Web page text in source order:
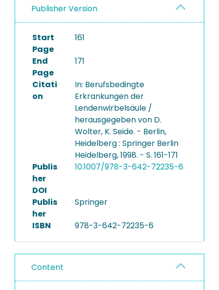
Publisher Version
Start
Page
161
End
Page
171
Citati
on
In: Berufsbedingte
Erkrankungen der
Lendenwirbelsäule /
herausgegeben von D.
Wolter, K. Seide. - Berlin,
Heidelberg : Springer Berlin
Heidelberg, 1998. - S. 161-171
Publis
her
DOI
10.1007/978-3-642-72235-6
Publis
her
Springer
ISBN 978-3-642-72235-6
Content